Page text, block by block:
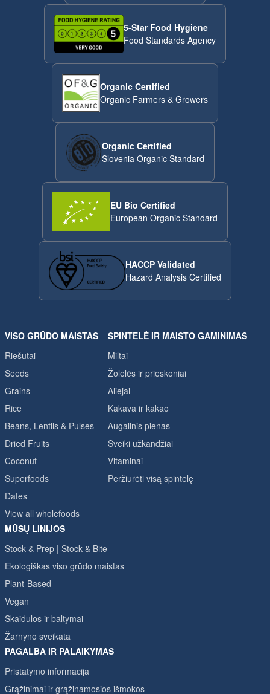
5-Star Food Hygiene
Food Standards Agency
Organic Certified
Organic Farmers & Growers
Organic Certified
Slovenia Organic Standard
EU Bio Certified
European Organic Standard
HACCP Validated
Hazard Analysis Certified
VISO GRŪDO MAISTAS
Riešutai
Seeds
Grains
Rice
Beans, Lentils & Pulses
Dried Fruits
Coconut
Superfoods
Dates
View all wholefoods
SPINTELĖ IR MAISTO GAMINIMAS
Miltai
Žolelės ir prieskoniai
Aliejai
Kakava ir kakao
Augalinis pienas
Sveiki užkandžiai
Vitaminai
Peržiūrėti visą spintelę
MŪSŲ LINIJOS
Stock & Prep | Stock & Bite
Ekologiškas viso grūdo maistas
Plant-Based
Vegan
Skaidulos ir baltymai
Žarnyno sveikata
PAGALBA IR PALAIKYMAS
Pristatymo informacija
Grąžinimai ir grąžinamosios išmokos